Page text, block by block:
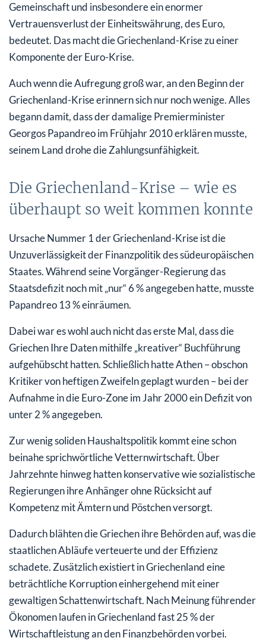
Gemeinschaft und insbesondere ein enormer
Vertrauensverlust der Einheitswährung, des Euro,
bedeutet. Das macht die Griechenland-Krise zu einer
Komponente der Euro-Krise.
Auch wenn die Aufregung groß war, an den Beginn der
Griechenland-Krise erinnern sich nur noch wenige. Alles
begann damit, dass der damalige Premierminister
Georgos Papandreo im Frühjahr 2010 erklären musste,
seinem Land drohe die Zahlungsunfähigkeit.
Die Griechenland-Krise – wie es
überhaupt so weit kommen konnte
Ursache Nummer 1 der Griechenland-Krise ist die
Unzuverlässigkeit der Finanzpolitik des südeuropäischen
Staates. Während seine Vorgänger-Regierung das
Staatsdefizit noch mit „nur“ 6 % angegeben hatte, musste
Papandreo 13 % einräumen.
Dabei war es wohl auch nicht das erste Mal, dass die
Griechen Ihre Daten mithilfe „kreativer“ Buchführung
aufgehübscht hatten. Schließlich hatte Athen – obschon
Kritiker von heftigen Zweifeln geplagt wurden – bei der
Aufnahme in die Euro-Zone im Jahr 2000 ein Defizit von
unter 2 % angegeben.
Zur wenig soliden Haushaltspolitik kommt eine schon
beinahe sprichwörtliche Vetternwirtschaft. Über
Jahrzehnte hinweg hatten konservative wie sozialistische
Regierungen ihre Anhänger ohne Rücksicht auf
Kompetenz mit Ämtern und Pöstchen versorgt.
Dadurch blähten die Griechen ihre Behörden auf, was die
staatlichen Abläufe verteuerte und der Effizienz
schadete. Zusätzlich existiert in Griechenland eine
beträchtliche Korruption einhergehend mit einer
gewaltigen Schattenwirtschaft. Nach Meinung führender
Ökonomen laufen in Griechenland fast 25 % der
Wirtschaftleistung an den Finanzbehörden vorbei.